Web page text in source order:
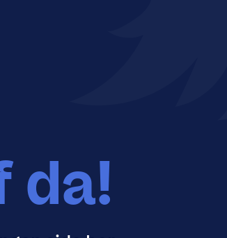
da!